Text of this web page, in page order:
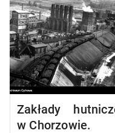
Zakłady
w Chorzowie.